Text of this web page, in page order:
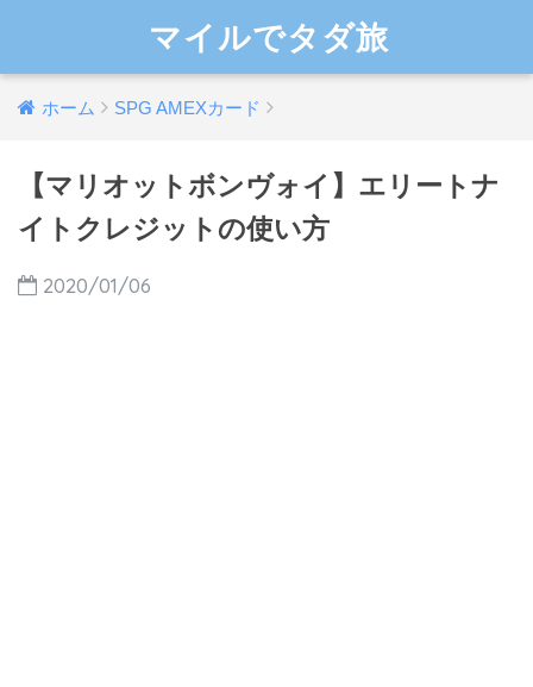
マイルでタダ旅
ホーム SPG AMEXカード
【マリオットボンヴォイ】エリートナ
イトクレジットの使い方
2020/01/06